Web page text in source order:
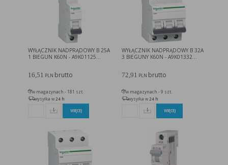
WYŁĄCZNIK NADPRĄDOWY B 25A
1 BIEGUN K60N - A9K01125...
16,51 PLN brutto
w magazynach - 181 szt.
wysyłka w 24 h
WIĘCEJ
WYŁĄCZNIK NADPRĄDOWY B 32A
3 BIEGUNY K60N - A9K01332...
72,91 PLN brutto
w magazynach - 9 szt.
wysyłka w 24 h
WIĘCEJ